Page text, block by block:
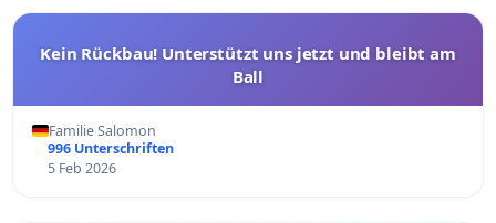
Kein Rückbau! Unterstützt uns jetzt und bleibt am
Ball
Familie Salomon
996 Unterschriften
5 Feb 2026